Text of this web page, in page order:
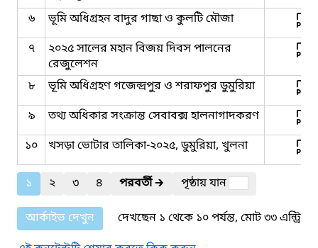
৬
ভূমি অধিগ্রহন বাদুর গাছা ও কুলটি মৌজা
৭
২০২৫ সালের মহান বিজয় দিবস পালনের
রেজুলেশন
৮
ভূমি অধিগ্রহণ গজেন্দ্রপুর ও শরাফপুর ডুমুরিয়া
৯
তথ্য অধিকার সংক্রান্ত সেবাবক্স হালনাগাদকরণ
১০
খসড়া ভোটার তালিকা-২০২৫, ডুমুরিয়া, খুলনা
১ ২ ৩ ৪ পরবর্তী🡲 পৃষ্ঠায় যান
আর্কাইভ দেখুন
দেখছেন ১ থেকে ১০ পর্যন্ত, মোট ৩৩ এন্ট্রি